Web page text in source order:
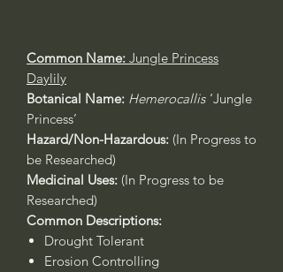
Common Name: Jungle Princess
Daylily
Botanical Name: Hemerocallis ‘Jungle
Princess’
Hazard/Non-Hazardous: (In Progress to
be Researched)
Medicinal Uses: (In Progress to be
Researched)
Common Descriptions:
Drought Tolerant
Erosion Controlling